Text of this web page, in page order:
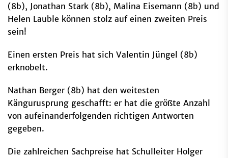
(8b), Jonathan Stark (8b), Malina Eisemann (8b) und
Helen Lauble können stolz auf einen zweiten Preis
sein!
Einen ersten Preis hat sich Valentin Jüngel (8b)
erknobelt.
Nathan Berger (8b) hat den weitesten
Kängurusprung geschafft: er hat die größte Anzahl
von aufeinanderfolgenden richtigen Antworten
gegeben.
Die zahlreichen Sachpreise hat Schulleiter Holger